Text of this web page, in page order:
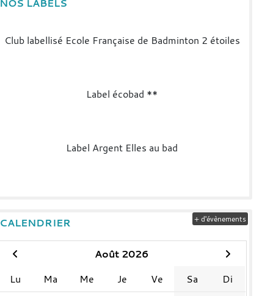
NOS LABELS
Club labellisé Ecole Française de Badminton 2 étoiles
Label écobad **
Label Argent Elles au bad
CALENDRIER
Août 2026
Lu
Ma Me Je Ve Sa
Di
+ d'évènements